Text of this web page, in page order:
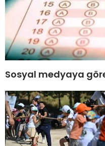
Sosyal medyaya